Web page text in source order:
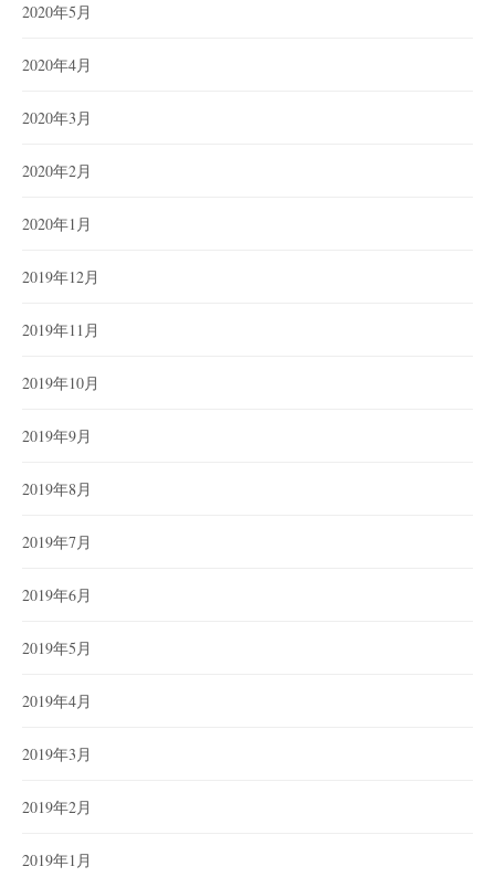
2020年5月
2020年4月
2020年3月
2020年2月
2020年1月
2019年12月
2019年11月
2019年10月
2019年9月
2019年8月
2019年7月
2019年6月
2019年5月
2019年4月
2019年3月
2019年2月
2019年1月